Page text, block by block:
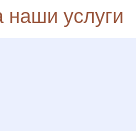
услуги